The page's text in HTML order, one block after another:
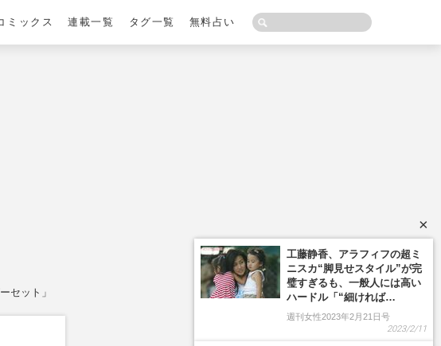
ミックス 連載一覧 タグ一覧 無料占い
セット」
×
工藤静香、アラフィフの超ミ
ニスカ“脚見せスタイル”が完
璧すぎるも、一般人には高い
ハードル「“細ければ…
週刊女性2023年2月21日号
2023/2/11